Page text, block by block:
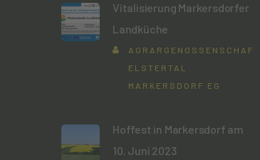
Vitalisierung Markersdorfer
Landküche
AGRARGENOSSENSCHAFT
ELSTERTAL
MARKERSDORF EG
Hoffest in Markersdorf am
10. Juni 2023